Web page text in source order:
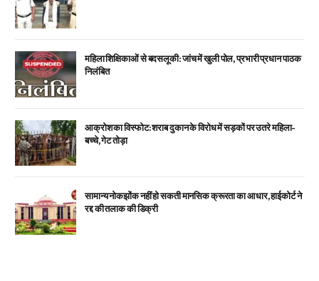
महिला शिक्षिकाओं से बदसलूकी: जांच में खुली पोल, प्रभारी प्रधान पाठक
निलंबित
आक्रोश का विस्फोट: शराब दुकान के विरोध में सड़कों पर उतरे महिला-
बच्चे, गेट तोड़ा
सामान्य नोकझोंक नहीं हो सकती मानसिक क्रूरता का आधार, हाईकोर्ट ने
रद्द की तलाक की डिक्री